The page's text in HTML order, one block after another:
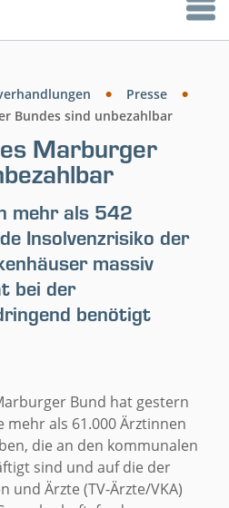
Presse
Bundes sind unbezahlbar
Marburger
mehr als 542
Insolvenzrisiko der
massiv
bei der
benötigt
Bund hat gestern
als 61.000 Ärztinnen
die an den kommunalen
sind und auf die der
und Ärzte (TV-Ärzte/VKA)